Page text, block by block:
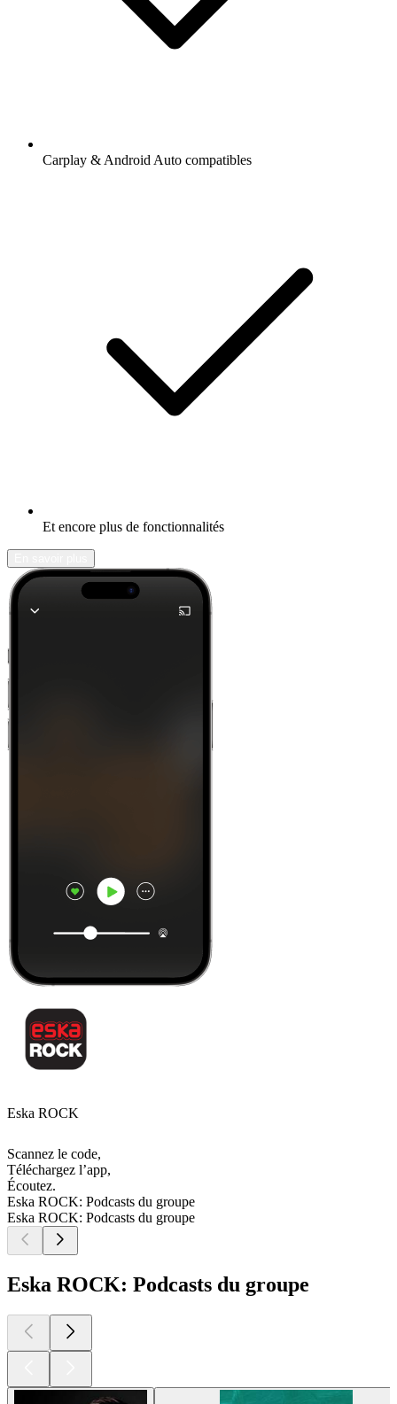
Carplay & Android Auto compatibles
Et encore plus de fonctionnalités
Eska ROCK
Scannez le code,
Téléchargez l’app,
Écoutez.
Eska ROCK: Podcasts du groupe
Eska ROCK: Podcasts du groupe
Eska ROCK: Podcasts du groupe